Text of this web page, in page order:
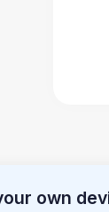
own